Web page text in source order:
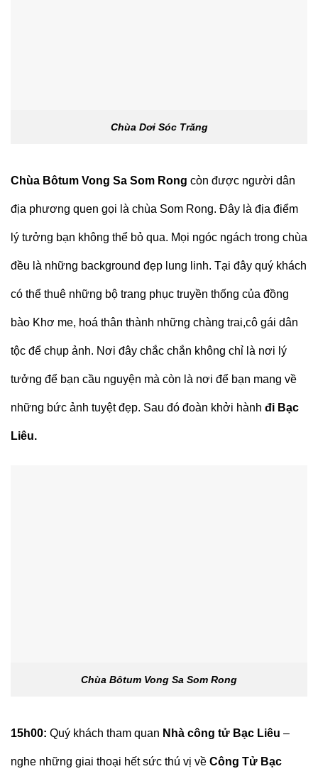
Chùa Dơi Sóc Trăng
Chùa Bôtum Vong Sa Som Rong còn được người dân
địa phương quen gọi là chùa Som Rong. Đây là địa điểm
lý tưởng bạn không thể bỏ qua. Mọi ngóc ngách trong chùa
đều là những background đẹp lung linh. Tại đây quý khách
có thể thuê những bộ trang phục truyền thống của đồng
bào Khơ me, hoá thân thành những chàng trai,cô gái dân
tộc để chụp ảnh. Nơi đây chắc chắn không chỉ là nơi lý
tưởng để bạn cầu nguyện mà còn là nơi để bạn mang về
những bức ảnh tuyệt đẹp. Sau đó đoàn khởi hành đi Bạc
Liêu.
Chùa Bôtum Vong Sa Som Rong
15h00: Quý khách tham quan Nhà công tử Bạc Liêu –
nghe những giai thoại hết sức thú vị về Công Tử Bạc